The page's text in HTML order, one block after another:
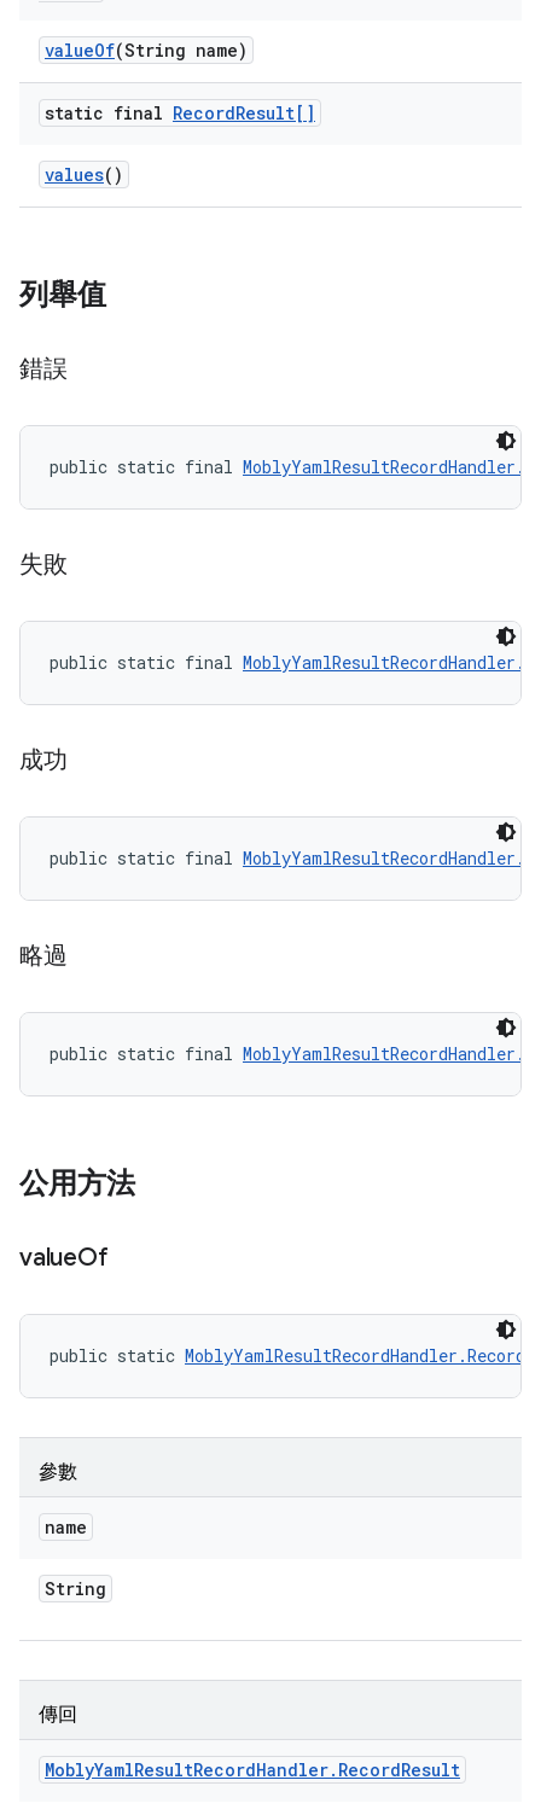
valueOf(String name)
static final RecordResult[]
values()
列舉值
錯誤
public static final
失敗
public static final
成功
public static final
略過
public static final
公用方法
valueOf
public static
參數
name
String
傳回
MoblyYamlResultRecordHandler. RecordResult